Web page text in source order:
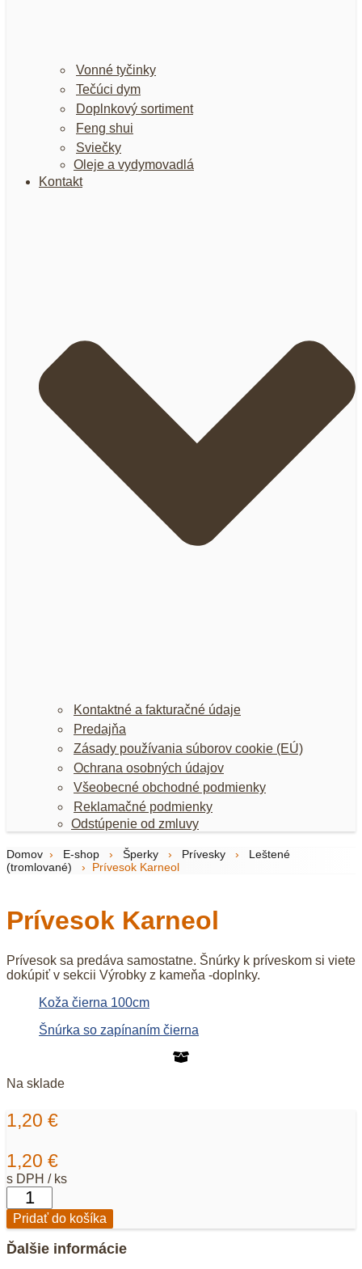
Vonné tyčinky
Tečúci dym
Doplnkový sortiment
Feng shui
Sviečky
Oleje a vydymovadlá
Kontakt
Kontaktné a fakturačné údaje
Predajňa
Zásady používania súborov cookie (EÚ)
Ochrana osobných údajov
Všeobecné obchodné podmienky
Reklamačné podmienky
Odstúpenie od zmluvy
Domov › E-shop › Šperky › Prívesky ›
Leštené
(tromlované)
› Prívesok Karneol
Prívesok Karneol
Prívesok sa predáva samostatne. Šnúrky k príveskom si viete
dokúpiť v sekcii Výrobky z kameňa -doplnky.
Koža čierna 100cm
Šnúrka so zapínaním čierna
Na sklade
1,20 €
1,20 €
s DPH / ks
množstvo
Prívesok
Karneol
Pridať do košíka
Ďalšie informácie